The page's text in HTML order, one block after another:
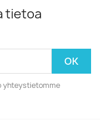
tietoa
yhteystietomme